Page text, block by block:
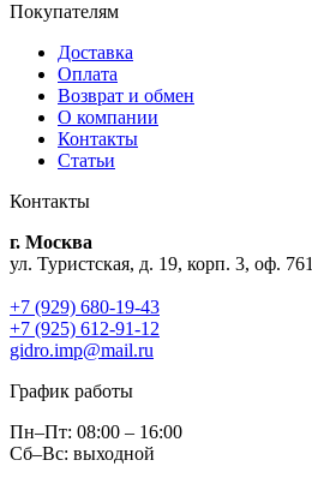
Покупателям
Доставка
Оплата
Возврат и обмен
О компании
Контакты
Статьи
Контакты
г. Москва
ул. Туристская, д. 19, корп. 3, оф. 761
+7 (929) 680-19-43
+7 (925) 612-91-12
gidro.imp@mail.ru
График работы
Пн–Пт: 08:00 – 16:00
Сб–Вс: выходной